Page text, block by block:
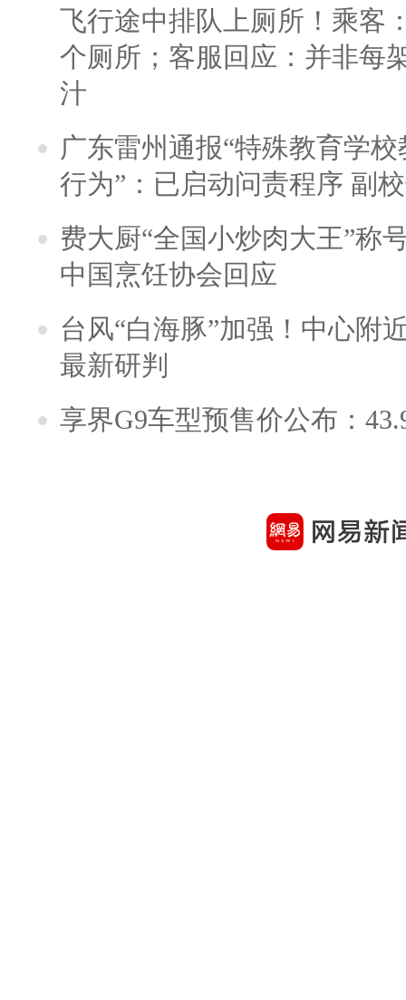
飞行途中排队上厕所！乘客
个厕所；客服回应：并非每
汁
广东雷州通报“特殊教育学
行为”：已启动问责程序 副
费大厨“全国小炒肉大王”称
中国烹饪协会回应
台风“白海豚”加强！中心附
最新研判
享界G9车型预售价公布：